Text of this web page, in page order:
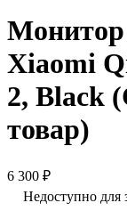
Монитор
Xiaomi
2, Black
товар)
6 300 ₽
Недоступно для